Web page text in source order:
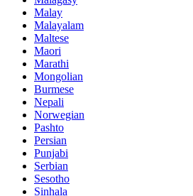
Malay
Malayalam
Maltese
Maori
Marathi
Mongolian
Burmese
Nepali
Norwegian
Pashto
Persian
Punjabi
Serbian
Sesotho
Sinhala